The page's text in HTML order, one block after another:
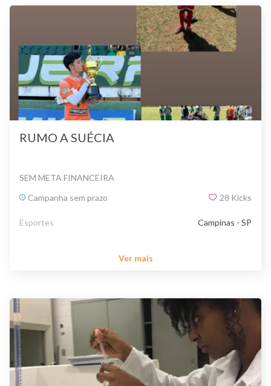
RUMO A SUÉCIA
SEM META FINANCEIRA
Campanha sem prazo
28 Kicks
Esportes Campinas - SP
Ver mais